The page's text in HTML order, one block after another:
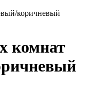
коричневый
комнат